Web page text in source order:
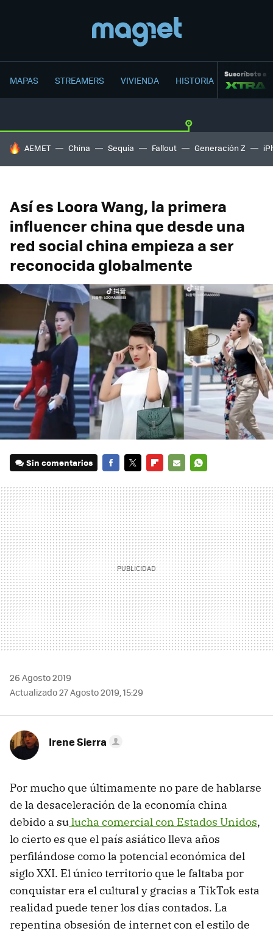
MAPAS STREAMERS VIVIENDA HISTORIA Suscríbete a
HOY SE HABLA DE
AEMET China Sequía Fallout Generación Z
Así es Loora Wang, la primera
influencer china que desde una
red social china empieza a ser
reconocida globalmente
Sin comentarios
MAIL
26 Agosto 2019
Actualizado 27 Agosto 2019, 15:29
Irene Sierra
Por mucho que últimamente no pare de hablarse
de la desaceleración de la economía china
debido a sulucha comercial con Estados Unidos,
lo cierto es que el país asiático lleva años
perfilándose como la potencial económica del
siglo XXI. El único territorio que le faltaba por
conquistar era el cultural y gracias a TikTok esta
realidad puede tener los días contados. La
repentina obsesión de internet con el estilo de